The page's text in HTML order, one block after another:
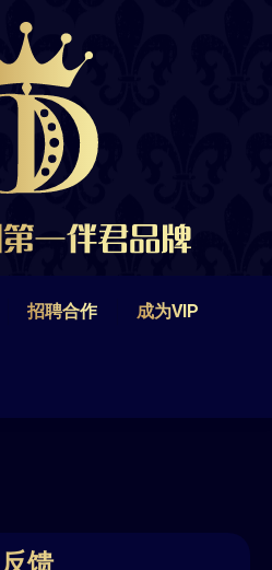
招聘合作 成为VIP
招聘合作
布里斯班